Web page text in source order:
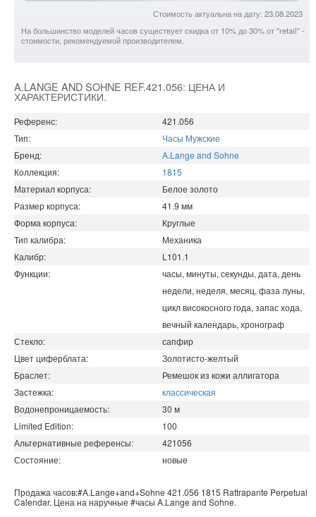
Стоимость актуальна на дату: 23.08.2023
На большинство моделей часов существует скидка от 10% до 30% от "retail" -
стоимости, рекомендуемой производителем.
A.LANGE AND SOHNE REF.421.056: ЦЕНА И
ХАРАКТЕРИСТИКИ.
Референс:
421.056
Тип:
Часы Мужские
Бренд:
A.Lange and Sohne
Коллекция:
1815
Материал корпуса:
Белое золото
Размер корпуса:
41.9 мм
Форма корпуса:
Круглые
Тип калибра:
Механика
Калибр:
L101.1
Функции:
часы, минуты, секунды, дата, день
недели, неделя, месяц, фаза луны,
цикл високосного года, запас хода,
вечный календарь, хронограф
Стекло:
сапфир
Цвет циферблата:
Золотисто-желтый
Браслет:
Ремешок из кожи аллигатора
Застежка:
классическая
Водонепроницаемость: 30 м
Limited Edition:
100
Альтернативные референсы:
421056
Состояние:
новые
Продажа часов:#A.Lange+and+Sohne 421.056 1815 Rattrapante Perpetual
Calendar. Цена на наручные #часы A.Lange and Sohne.